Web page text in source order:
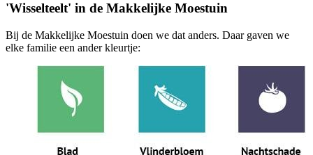
'Wisselteelt' in de Makkelijke Moestuin
Bij de Makkelijke Moestuin doen we dat anders. Daar gaven we
elke familie een ander kleurtje: